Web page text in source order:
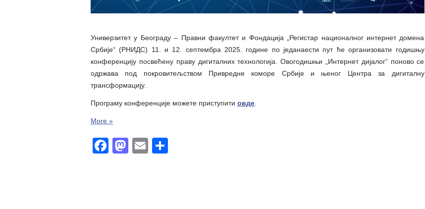
Универзитет у Београду – Правни факултет и Фондација „Регистар националног интернет домена
Србије“ (РНИДС) 11. и 12. септембра 2025. године по једанаести пут ће организовати годишњу
конференцију посвећену праву дигиталних технологија. Овогодишњи „Интернет дијалог“ поново се
одржава под покровитељством Привредне коморе Србије и њеног Центра за дигиталну
трансформацију.
Програму конференције можете приступити овде
More »
Facebook
Mastodon
Email